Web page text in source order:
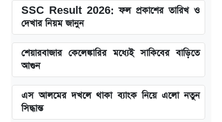
SSC Result 2026: ফল প্রকাশের তারিখ ও
দেখার নিয়ম জানুন
শেয়ারবাজার কেলেঙ্কারির মধ্যেই সাকিবের বাড়িতে
আগুন
এস আলমের দখলে থাকা ব্যাংক নিয়ে এলো নতুন
সিদ্ধান্ত